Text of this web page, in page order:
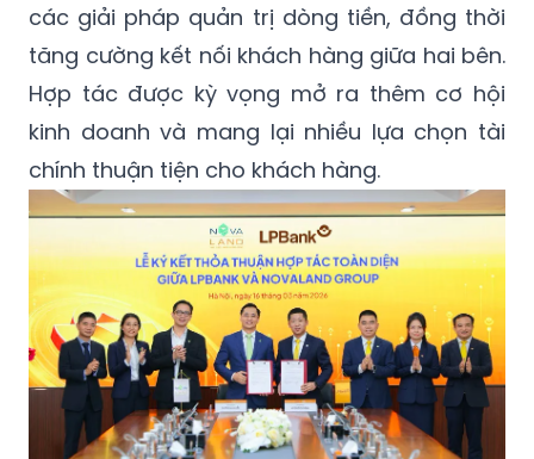
các giải pháp quản trị dòng tiền, đồng thời
tăng cường kết nối khách hàng giữa hai bên.
Hợp tác được kỳ vọng mở ra thêm cơ hội
kinh doanh và mang lại nhiều lựa chọn tài
chính thuận tiện cho khách hàng.